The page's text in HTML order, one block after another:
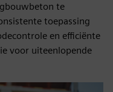
te
toepassing
en efficiënte
voor uiteenlopende